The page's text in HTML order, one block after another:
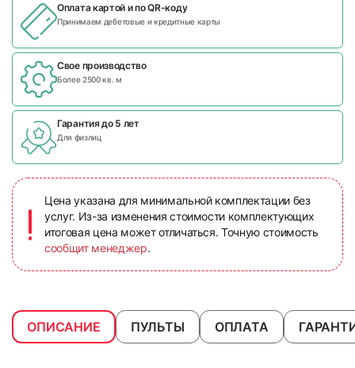
Оплата картой и поQR-коду
Принимаем дебетовые и кредитные карты
Свое производство
Более 2500 кв. м
Гарантия до 5 лет
Для физлиц
Цена указана для минимальной комплектации без
услуг. Из-за изменения стоимости комплектующих
итоговая цена может отличаться. Точную стоимость
сообщит менеджер.
ОПИСАНИЕ ПУЛЬТЫ ОПЛАТА